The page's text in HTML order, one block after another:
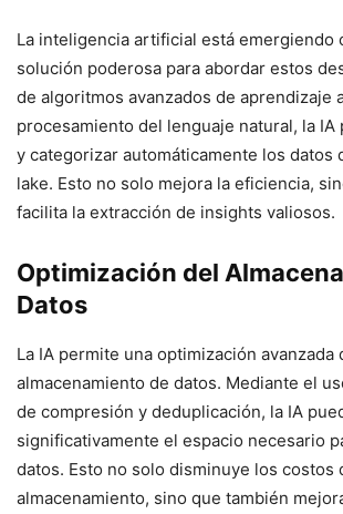
La inteligencia artificial está emergiendo
solución poderosa para abordar estos
de algoritmos avanzados de aprendizaje
procesamiento del lenguaje natural, la IA
y categorizar automáticamente los datos
lake. Esto no solo mejora la eficiencia,
facilita la extracción de insights valiosos.
Optimización del
Datos
La IA permite una optimización avanzada
almacenamiento de datos. Mediante el
de compresión y deduplicación, la IA
significativamente el espacio necesario
datos. Esto no solo disminuye los costos
almacenamiento, sino que también